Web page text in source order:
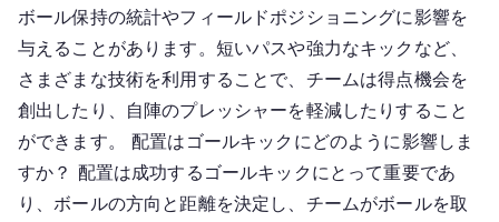
ボール保持の統計やフィールドポジショニングに影響を
与えることがあります。短いパスや強力なキックなど、
さまざまな技術を利用することで、チームは得点機会を
創出したり、自陣のプレッシャーを軽減したりすること
ができます。 配置はゴールキックにどのように影響しま
すか？ 配置は成功するゴールキックにとって重要であ
り、ボールの方向と距離を決定し、チームがボールを取